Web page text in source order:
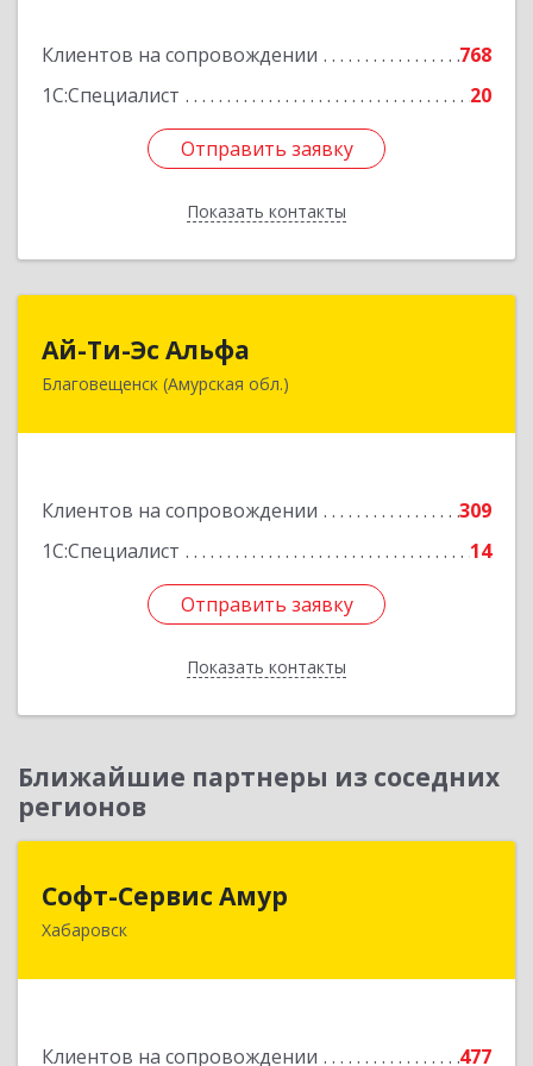
Клиентов на сопровождении
768
1С:Специалист
20
Отправить заявку
Показать контакты
Отправить заявку
Назад
Ай-Ти-Эс Альфа
Благовещенск (Амурская обл.)
Клиентов на сопровождении
309
1С:Специалист
14
Отправить заявку
Показать контакты
675000, Амурская обл, Благовещенск г, Зейская
Отправить заявку
Назад
Ближайшие партнеры из соседних
регионов
Софт-Сервис Амур
Хабаровск
Клиентов на сопровождении 477
680000, Хабаровский край, Хабаровск г,